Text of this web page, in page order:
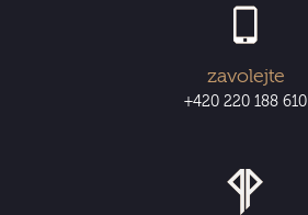
zavolejte
+420 220 188 610